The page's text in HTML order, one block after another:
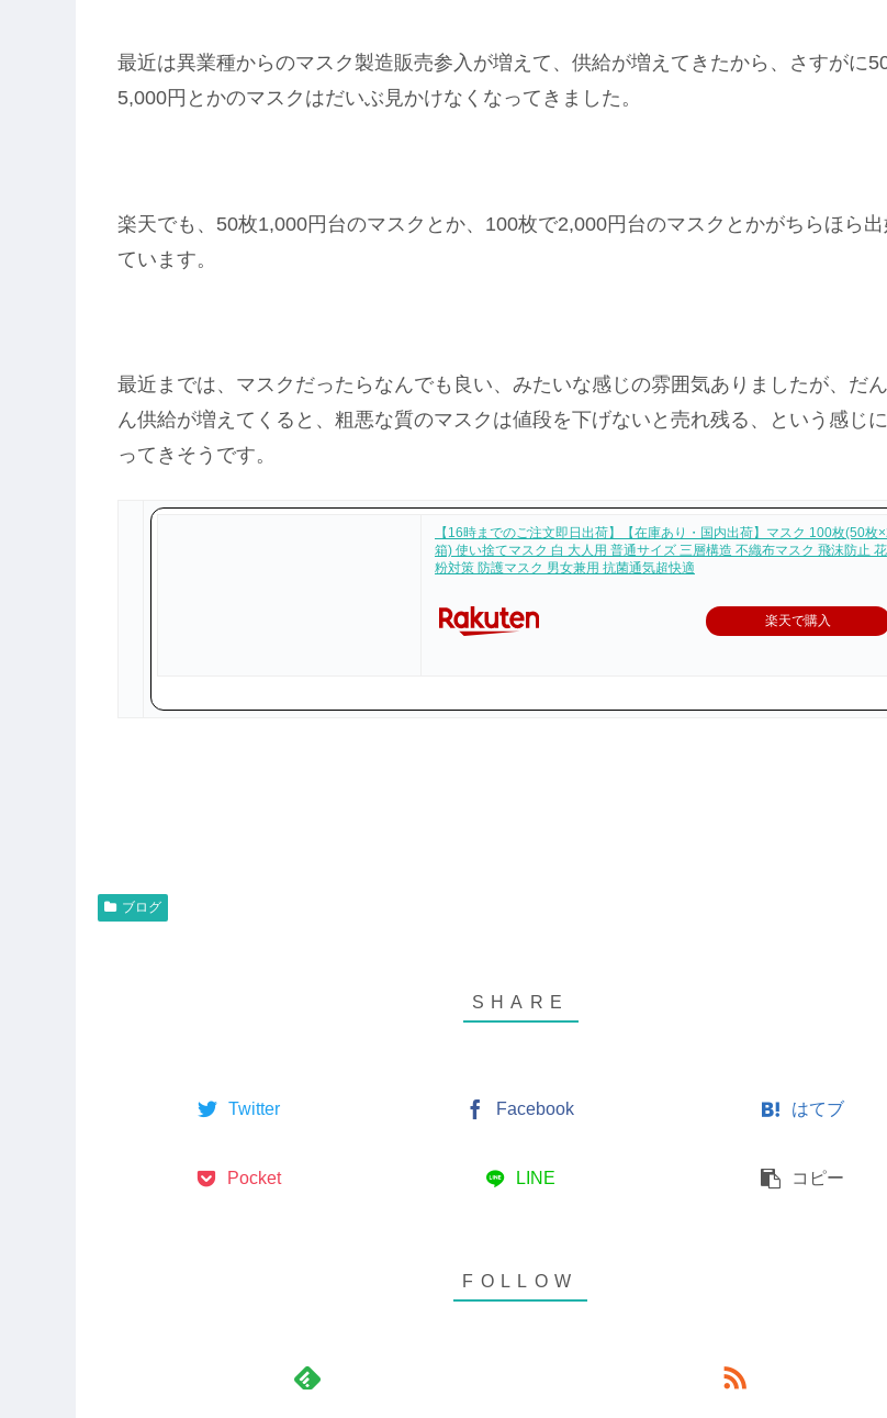
最近は異業種からのマスク製造販売参入が増えて、供給が増えてきたから、さすがに
5,000円とかのマスクはだいぶ見かけなくなってきました。
楽天でも、50枚1,000円台のマスクとか、100枚で2,000円台のマスクとかがちらほら出
ています。
最近までは、マスクだったらなんでも良い、みたいな感じの雰囲気ありましたが、だ
ん供給が増えてくると、粗悪な質のマスクは値段を下げないと売れ残る、という感じ
ってきそうです。
【16時までのご注文即日出荷】【在庫あり・国内出荷】マスク 100枚(50枚
箱) 使い捨てマスク 白 大人用 普通サイズ 三層構造 不織布マスク 飛沫防止 花
粉対策 防護マスク 男女兼用 抗菌通気超快適
楽天で購入
ブログ
Twitter Facebook はてブ
Pocket LINE コピー